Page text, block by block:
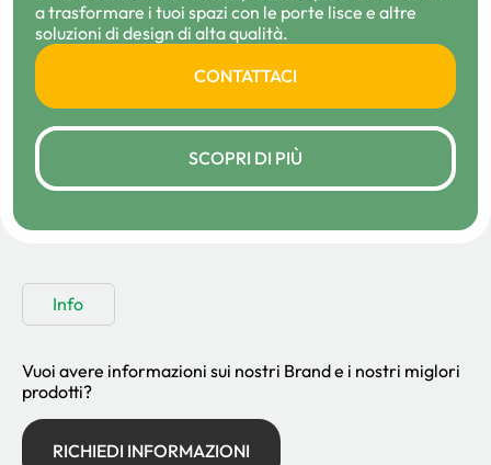
a trasformare i tuoi spazi con le porte lisce e altre
soluzioni di design di alta qualità.
CONTATTACI
SCOPRI DI PIÙ
Info
Vuoi avere informazioni sui nostri Brand e i nostri miglori
prodotti?
RICHIEDI INFORMAZIONI